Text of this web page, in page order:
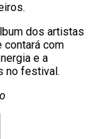
dos artistas
contará com
e a
no festival.